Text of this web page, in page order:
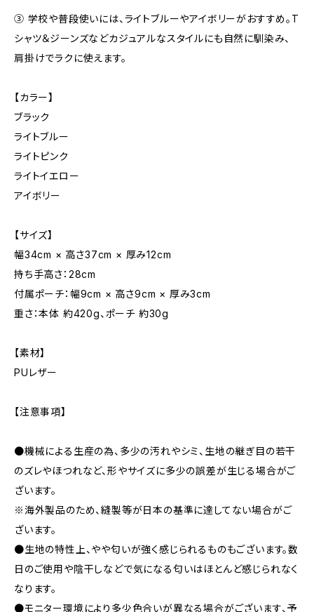
③ 学校や普段使いには、ライトブルーやアイボリーがおすすめ。T
シャツ＆ジーンズなどカジュアルなスタイルにも自然に馴染み、
肩掛けでラクに使えます。
【カラー】
ブラック
ライトブルー
ライトピンク
ライトイエロー
アイボリー
【サイズ】
幅34cm × 高さ37cm × 厚み12cm
持ち手高さ：28cm
付属ポーチ：幅9cm × 高さ9cm × 厚み3cm
重さ：本体 約420g、ポーチ 約30g
【素材】
PUレザー
【注意事項】
●機械による生産の為、多少の汚れやシミ、生地の継ぎ目の若干
のズレやほつれなど、形やサイズに多少の誤差が生じる場合がご
ざいます。
※海外製品のため、縫製等が日本の基準に達してない場合がご
ざいます。
●生地の特性上、やや匂いが強く感じられるものもございます。数
日のご使用や陰干しなどで気になる匂いはほとんど感じられなく
なります。
●モニター環境により多少色合いが異なる場合がございます、予